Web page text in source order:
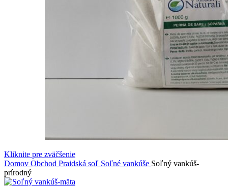
Kliknite pre zväčšenie
Domov Obchod Praidská soľ Soľné vankúše Soľný vankúš-
prírodný